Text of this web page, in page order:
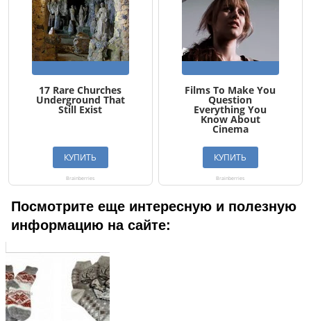
Посмотрите еще интересную и полезную
информацию на сайте: